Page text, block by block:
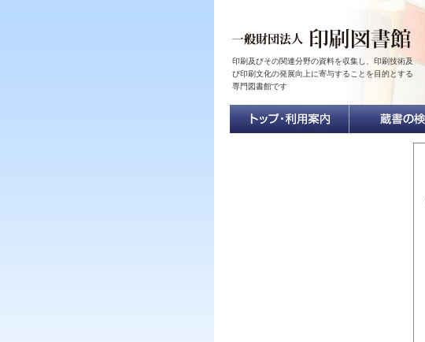
印刷及びその関連分野の資料を収集し、印刷技術及
び印刷文化の発展向上に寄与することを目的とする
専門図書館です